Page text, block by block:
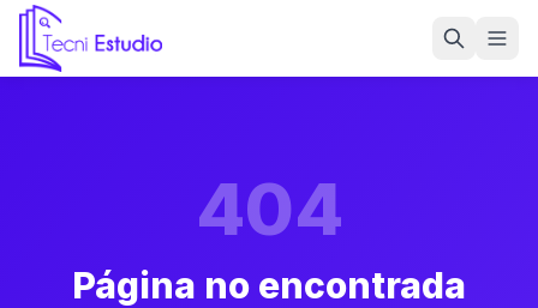
Ir a la página de inicio de Tecni Estudio
404
Página no encontrada